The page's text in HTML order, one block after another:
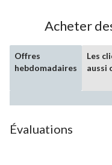
Acheter
Offres
hebdomadaires
Les
aussi
Évaluations